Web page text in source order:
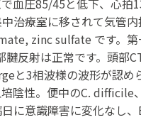
圧85/45と低下、心拍
治療室に移されて気管
zinc sulfate です。第
反射は正常です。頭部
3相波様の波形が認め
陰性。便中のC.
意識障害に変化なし